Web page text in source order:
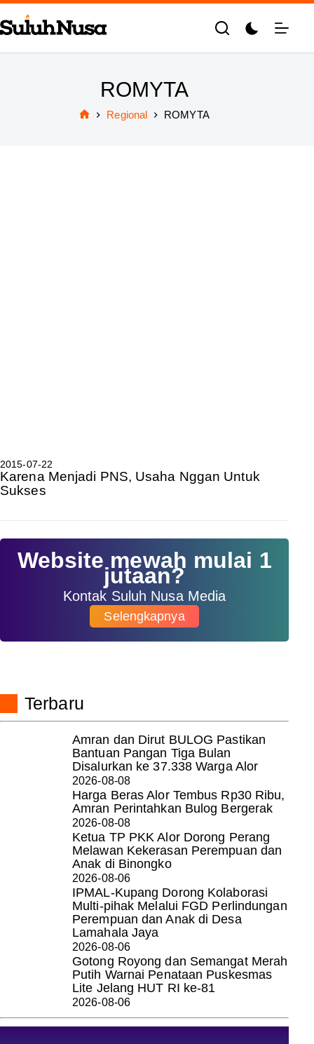
Skip
to
content
ROMYTA
Regional ROMYTA
2015-07-22
Karena Menjadi PNS, Usaha Nggan Untuk
Sukses
Website mewah mulai 1
jutaan?
Kontak Suluh Nusa Media
Selengkapnya
Terbaru
Amran dan Dirut BULOG Pastikan
Bantuan Pangan Tiga Bulan
Disalurkan ke 37.338 Warga Alor
2026-08-08
Harga Beras Alor Tembus Rp30 Ribu,
Amran Perintahkan Bulog Bergerak
2026-08-08
Ketua TP PKK Alor Dorong Perang
Melawan Kekerasan Perempuan dan
Anak di Binongko
2026-08-06
IPMAL-Kupang Dorong Kolaborasi
Multi-pihak Melalui FGD Perlindungan
Perempuan dan Anak di Desa
Lamahala Jaya
2026-08-06
Gotong Royong dan Semangat Merah
Putih Warnai Penataan Puskesmas
Lite Jelang HUT RI ke-81
2026-08-06